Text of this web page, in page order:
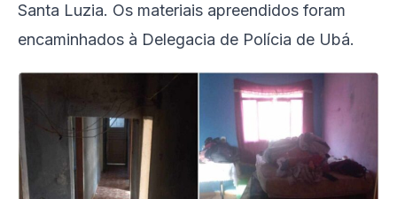
Santa Luzia. Os materiais apreendidos foram
encaminhados à Delegacia de Polícia de Ubá.